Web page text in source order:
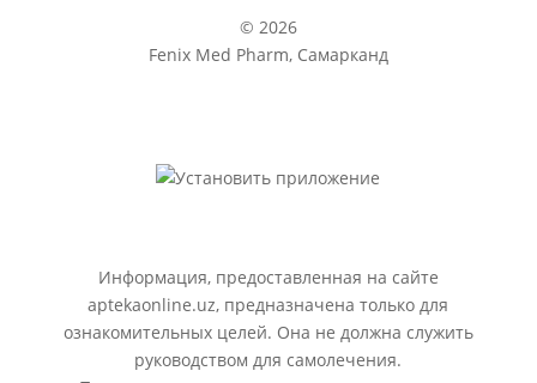
© 2026
Fenix Med Pharm, Самарканд
Информация, предоставленная на сайте
aptekaonline.uz, предназначена только для
ознакомительных целей. Она не должна служить
руководством для самолечения.